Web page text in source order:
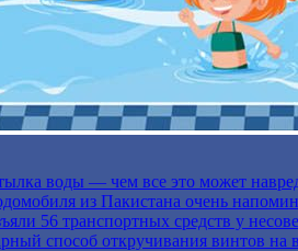
воды — чем все это может
из Пакистана очень
56 транспортных средств у
способ откручивания винтов на